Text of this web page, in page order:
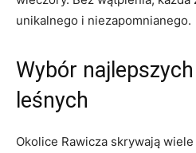
unikalnego i niezapomnianego.
Wybór
leśnych
Okolice Rawicza skrywają